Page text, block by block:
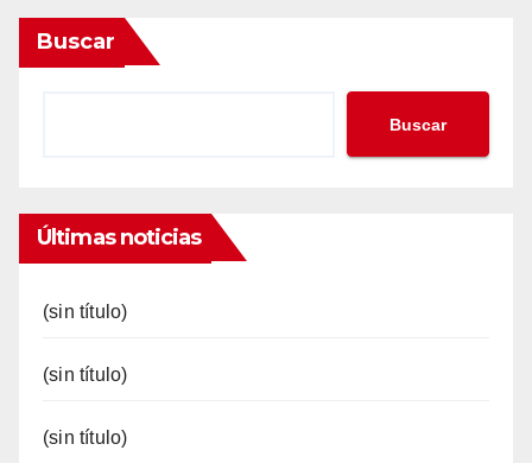
Buscar
Buscar
Últimas noticias
(sin título)
(sin título)
(sin título)